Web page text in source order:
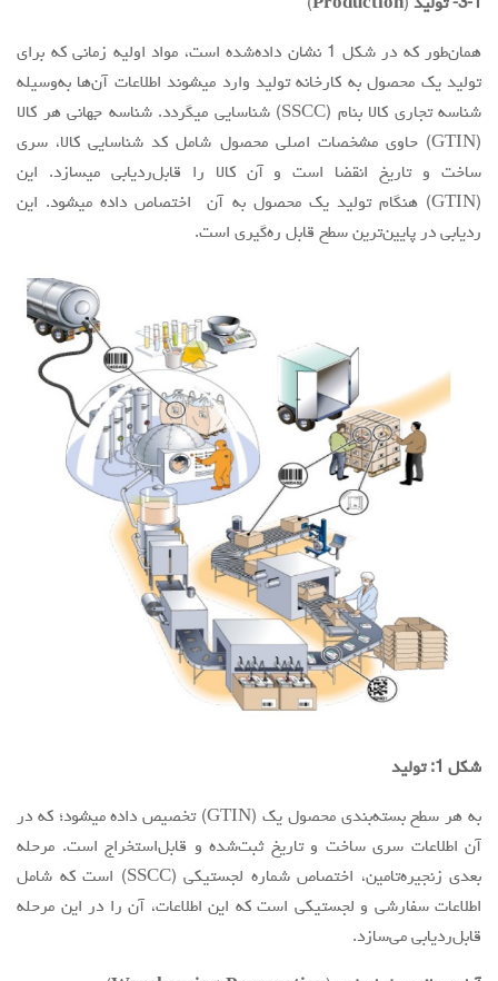
3-1- تولید (
Production
)
همان‌طور که در شکل 1 نشان داده‌شده است، مواد اولیه زمانی که برای
تولید یک محصول به کارخانه تولید وارد میشوند اطلاعات آن‌ها به‌وسیله
شناسه تجاری کالا بنام (SSCC) شناسایی میگردد. شناسه جهانی هر کالا
(GTIN) حاوی مشخصات اصلی محصول شامل کد شناسایی کالا، سری
ساخت و تاریخ انقضا است و آن کالا را قابل‌ردیابی میسازد. این
(GTIN) هنگام تولید یک محصول به آن اختصاص داده میشود. این
ردیابی در پایین‌ترین سطح قابل ره‌گیری است.
شکل 1: تولید
به هر سطح بسته‌بندی محصول یک (GTIN) تخصیص داده میشود؛ که در
آن اطلاعات سری ساخت و تاریخ ثبت‌شده و قابل‌استخراج است. مرحله
بعدی زنجیره‌تامین، اختصاص شماره لجستیکی (SSCC) است که شامل
اطلاعات سفارشی و لجستیکی است که این اطلاعات، آن را در این مرحله
قابل‌ردیابی می‌سازد.